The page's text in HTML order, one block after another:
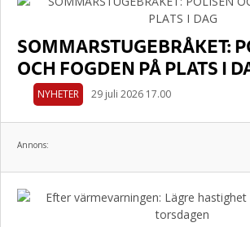
SOMMARSTUGEBRÅKET:
OCH FOGDEN PÅ PLATS I
NYHETER 29 juli 2026 17.00
Annons: